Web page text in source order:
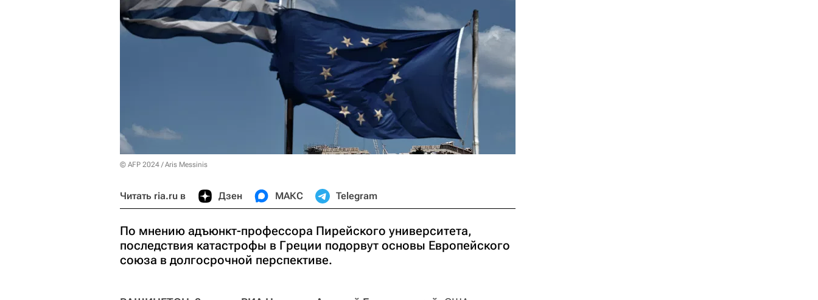
© AFP 2024 / Aris Messinis
Читать ria.ru в Дзен МАКС Telegram
По мнению адъюнкт-профессора Пирейского университета,
последствия катастрофы в Греции подорвут основы Европейского
союза в долгосрочной перспективе.